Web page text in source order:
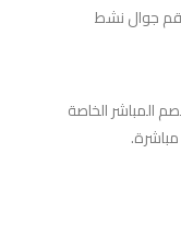
جوال نشط
المباشر الخاصة